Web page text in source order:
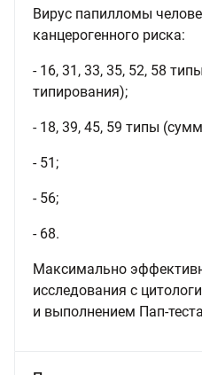
Вирус папилломы
канцерогенного риска:
- 16, 31, 33, 35, 52, 58
типирования);
- 18, 39, 45, 59 типы
- 51;
- 56;
- 68.
Максимально
исследования с
и выполнением Пап-